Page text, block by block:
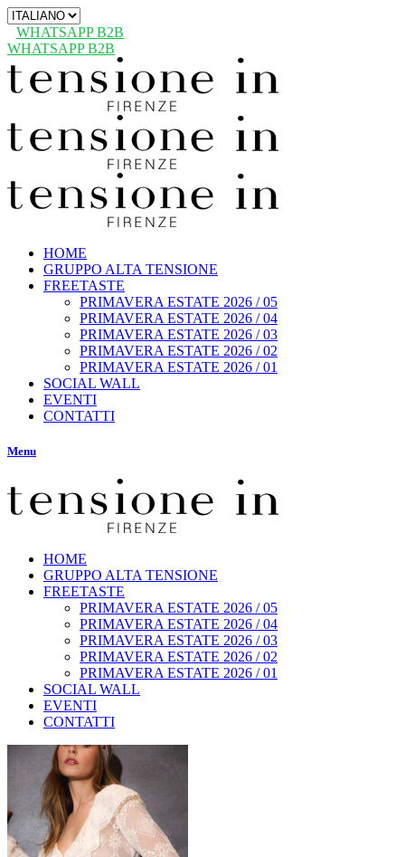
Scegli
una
lingua
WHATSAPP B2B
WHATSAPP B2B
HOME
GRUPPO ALTA TENSIONE
FREETASTE
PRIMAVERA ESTATE 2026 / 05
PRIMAVERA ESTATE 2026 / 04
PRIMAVERA ESTATE 2026 / 03
PRIMAVERA ESTATE 2026 / 02
PRIMAVERA ESTATE 2026 / 01
SOCIAL WALL
EVENTI
CONTATTI
Menu
HOME
GRUPPO ALTA TENSIONE
FREETASTE
PRIMAVERA ESTATE 2026 / 05
PRIMAVERA ESTATE 2026 / 04
PRIMAVERA ESTATE 2026 / 03
PRIMAVERA ESTATE 2026 / 02
PRIMAVERA ESTATE 2026 / 01
SOCIAL WALL
EVENTI
CONTATTI